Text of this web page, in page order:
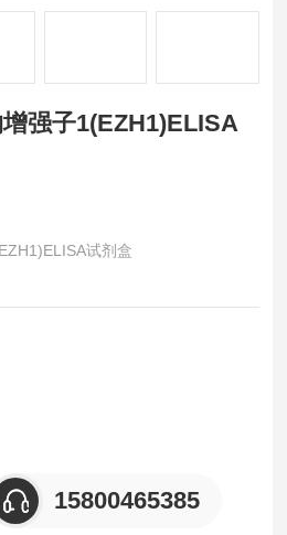
强子1(EZH1)ELISA
试剂盒
胞裂解液、细胞培养上清等各类生物
本中Zeste同源物增强子1(EZH1)，
反应。
15800465385